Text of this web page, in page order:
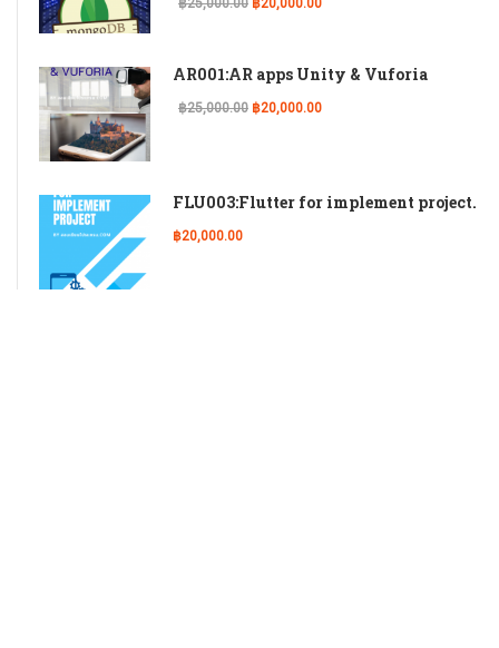
AR001:AR apps Unity & Vuforia
฿25,000.00 ฿20,000.00
FLU003:Flutter for implement project.
฿20,000.00